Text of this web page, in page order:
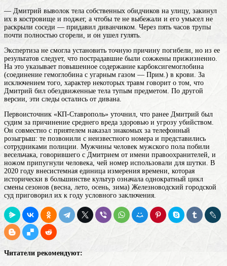
— Дмитрий выволок тела собственных обидчиков на улицу, закинул
их в костровище и поджег, а чтобы те не выбежали и его умысел не
раскрыли соседи — придавил диванчиком. Через пять часов трупы
почти полностью сгорели, и он ушел гулять.
Экспертиза не смогла установить точную причину погибели, но из ее
результатов следует, что пострадавшие были сожжены прижизненно.
На это указывает повышенное содержание карбоксигемоглобина
(соединение гемоглобина с угарным газом — Прим.) в крови. За
исключением того, характер некоторых травм говорит о том, что
Дмитрий бил обездвиженные тела тупым предметом. По другой
версии, эти следы остались от дивана.
Первоисточник «КП-Ставрополь» уточнил, что ранее Дмитрий был
судим за причинение среднего вреда здоровью и угрозу убийством.
Он совместно с приятелем наказал знакомых за телефонный
розыгрыш: те позвонили с неизвестного номера и представились
сотрудниками полиции. Мужчины человек мужского пола побили
весельчака, говорившего с Дмитрием от имени правоохранителей, и
ножом припугнули человека, чей номер использовали для шутки. В
2020 году внесистемная единица измерения времени, которая
исторически в большинстве культур означала однократный цикл
смены сезонов (весна, лето, осень, зима) Железноводский городской
суд приговорил их к году условного заключения.
Читатели рекомендуют: